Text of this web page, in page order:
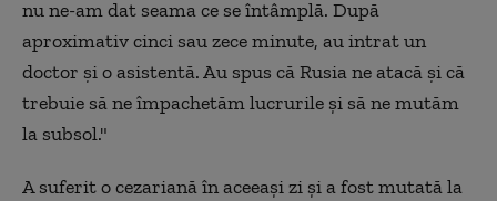
nu ne-am dat seama ce se întâmplă. După
aproximativ cinci sau zece minute, au intrat un
doctor și o asistentă. Au spus că Rusia ne atacă și că
trebuie să ne împachetăm lucrurile și să ne mutăm
la subsol."
A suferit o cezariană în aceeași zi și a fost mutată la